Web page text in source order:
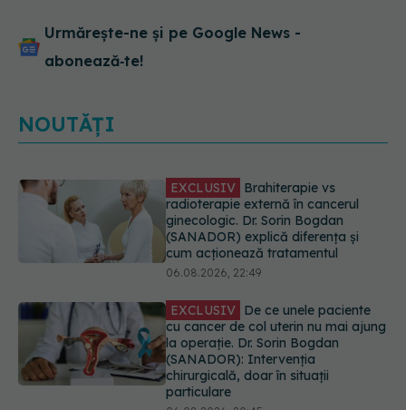
Urmărește-ne și pe Google News -
abonează‑te!
NOUTĂȚI
EXCLUSIV De ce unele paciente
cu cancer de col uterin nu mai ajung
la operație. Dr. Sorin Bogdan
(SANADOR): Intervenția
chirurgicală, doar în situații
particulare
Alertă în Europa după un nou caz
de hantavirus Anzi, singura tulpină
care se transmite de la om la om
06.08.2026, 20:06